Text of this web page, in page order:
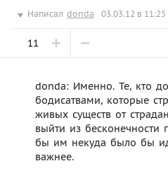
Написал donda 03.03.12 в 11:25
11
donda: Именно. Те, кто
бодисатвами, которые
живых существ от
выйти из бесконечности
бы им некуда было бы
важнее.